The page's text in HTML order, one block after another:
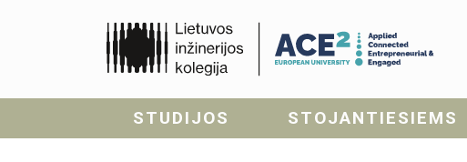
STUDIJOS STOJANTIESIEMS